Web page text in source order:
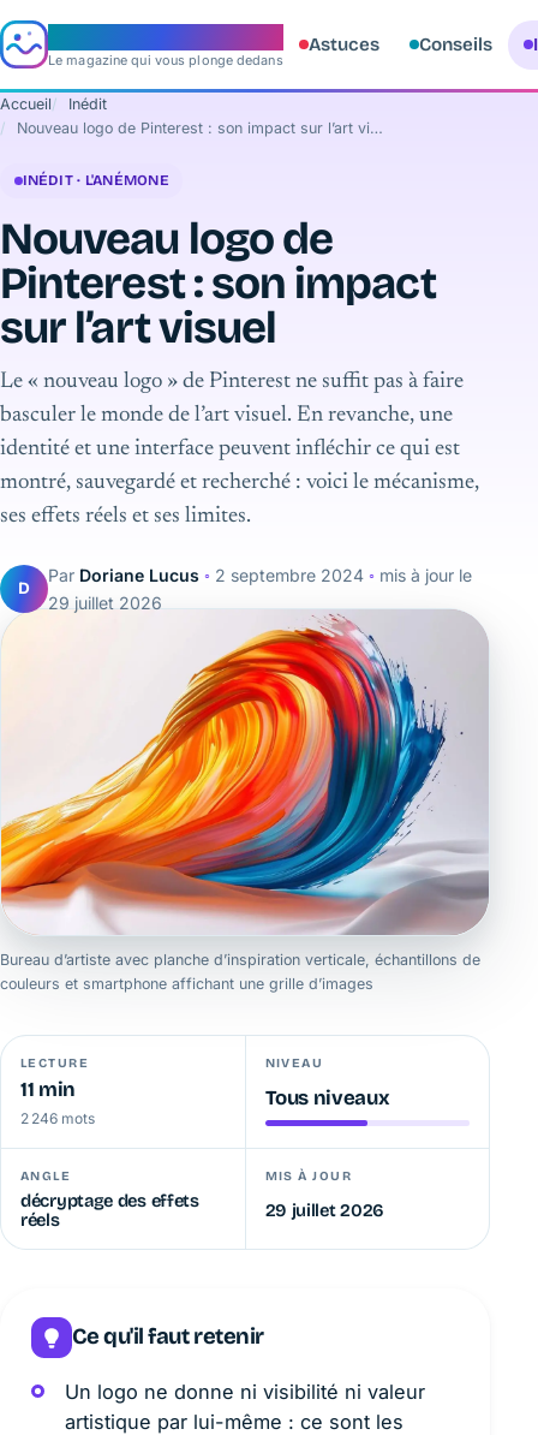
Le magazine qui vous plonge dedans
Astuces Conseils
Accueil
Inédit
Nouveau logo de Pinterest : son impact sur l’art visuel
INÉDIT · L'ANÉMONE
Nouveau logo de
Pinterest : son impact
sur l’art visuel
Le « nouveau logo » de Pinterest ne suffit pas à faire
basculer le monde de l’art visuel. En revanche, une
identité et une interface peuvent infléchir ce qui est
montré, sauvegardé et recherché : voici le mécanisme,
ses effets réels et ses limites.
D
Par Doriane Lucus ◦ 2 septembre 2024 ◦ mis à jour le
29 juillet 2026
Bureau d’artiste avec planche d’inspiration verticale, échantillons de
couleurs et smartphone affichant une grille d’images
LECTURE
11 min
2 246 mots
NIVEAU
Tous niveaux
ANGLE
décryptage des effets
réels
MIS À JOUR
29 juillet 2026
Ce qu'il faut retenir
Un logo ne donne ni visibilité ni valeur
artistique par lui-même : ce sont les